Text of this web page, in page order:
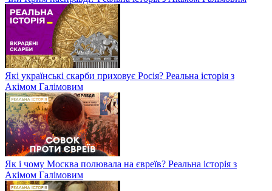
Які українські скарби приховує Росія? Реальна історія з
Акімом Галімовим
Як і чому Москва полювала на євреїв? Реальна історія з
Акімом Галімовим